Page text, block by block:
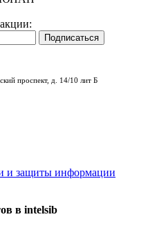
проспект, д. 14/10 лит Б
и защиты информации
в intelsib